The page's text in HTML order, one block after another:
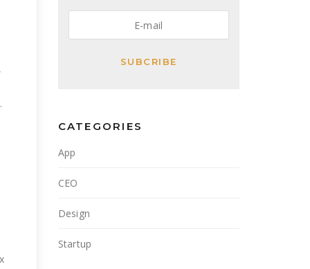
SUBCRIBE
CATEGORIES
App
CEO
Design
Startup